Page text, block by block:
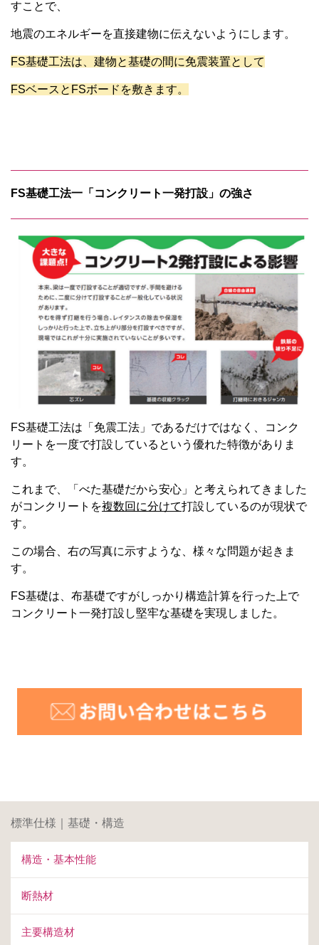
すことで、
地震のエネルギーを直接建物に伝えないようにします。
FS基礎工法は、建物と基礎の間に免震装置として
FSベースとFSボードを敷きます。
FS基礎工法一「コンクリート一発打設」の強さ
FS基礎工法は「免震工法」であるだけではなく、コンク
リートを一度で打設しているという優れた特徴がありま
す。
これまで、「べた基礎だから安心」と考えられてきました
がコンクリートを複数回に分けて打設しているのが現状で
す。
この場合、右の写真に示すような、様々な問題が起きま
す。
FS基礎は、布基礎ですがしっかり構造計算を行った上で
コンクリート一発打設し堅牢な基礎を実現しました。
標準仕様｜基礎・構造
構造・基本性能
断熱材
主要構造材